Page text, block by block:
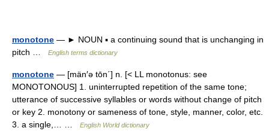
monotone — ► NOUN ▪ a continuing sound that is unchanging in
pitch …
English terms dictionary
monotone — [män′ə tōn΄] n. [< LL monotonus: see
MONOTONOUS] 1. uninterrupted repetition of the same tone;
utterance of successive syllables or words without change of pitch
or key 2. monotony or sameness of tone, style, manner, color, etc.
3. a single,… …
English World dictionary